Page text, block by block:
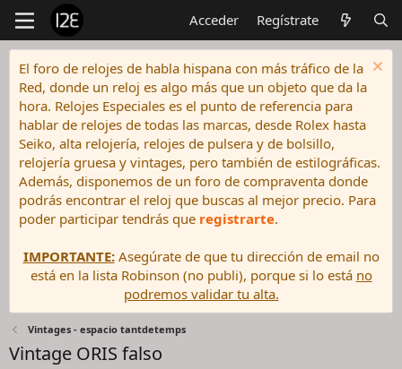
Acceder Regístrate
El foro de relojes de habla hispana con más tráfico de la
Red, donde un reloj es algo más que un objeto que da la
hora. Relojes Especiales es el punto de referencia para
hablar de relojes de todas las marcas, desde Rolex hasta
Seiko, alta relojería, relojes de pulsera y de bolsillo,
relojería gruesa y vintages, pero también de estilográficas.
Además, disponemos de un foro de compraventa donde
podrás encontrar el reloj que buscas al mejor precio. Para
poder participar tendrás que registrarte.
IMPORTANTE:Asegúrate de que tu dirección de email no
está en la lista Robinson (no publi), porque si lo está no
podremos validar tu alta.
Vintages - espacio tantdetemps
Vintage ORIS falso